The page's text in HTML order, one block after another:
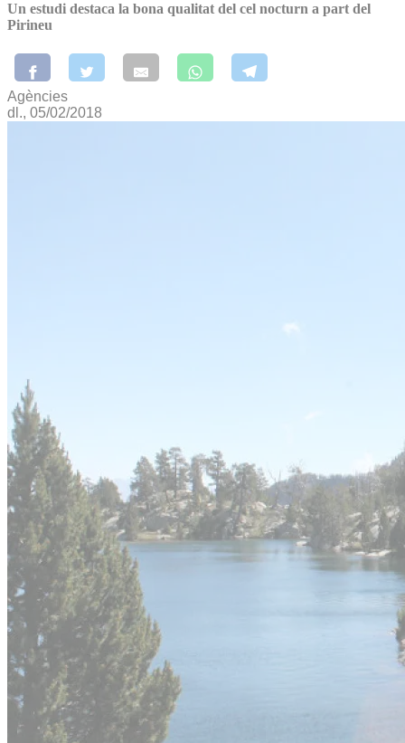
Un estudi destaca la bona qualitat del cel nocturn a part del
Pirineu
Agències
dl., 05/02/2018